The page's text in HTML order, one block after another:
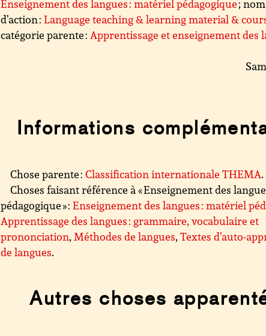
Enseignement des langues : matériel pédagogique;
d’action :Language teaching & learning material &
catégorie parente :Apprentissage et enseignement des
Informations
Chose parente :Classification internationale THEMA.
Choses faisant référence à « Enseignement des
pédagogique » :Enseignement des langues : matériel
Apprentissage des langues : grammaire, vocabulaire et
prononciation,Méthodes de langues,Textes d’auto-
de langues.
Autres choses